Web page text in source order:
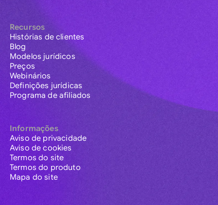
Recursos
Histórias de clientes
Blog
Modelos jurídicos
Preços
Webinários
Definições jurídicas
Programa de afiliados
Informações
Aviso de privacidade
Aviso de cookies
Termos do site
Termos do produto
Mapa do site